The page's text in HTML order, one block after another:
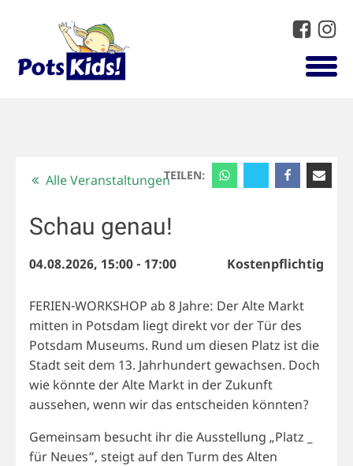
TEILEN:
Alle Veranstaltungen
Schau genau!
04.08.2026, 15:00- 17:00 Kostenpflichtig
FERIEN-WORKSHOP ab 8 Jahre: Der Alte Markt
mitten in Potsdam liegt direkt vor der Tür des
Potsdam Museums. Rund um diesen Platz ist die
Stadt seit dem 13. Jahrhundert gewachsen. Doch
wie könnte der Alte Markt in der Zukunft
aussehen, wenn wir das entscheiden könnten?
Gemeinsam besucht ihr die Ausstellung „Platz _
für Neues“, steigt auf den Turm des Alten